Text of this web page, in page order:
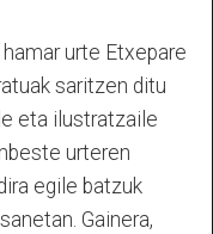
urte Etxepare
saritzen ditu
eta ilustratzaile
urteren
egile batzuk
Gainera,